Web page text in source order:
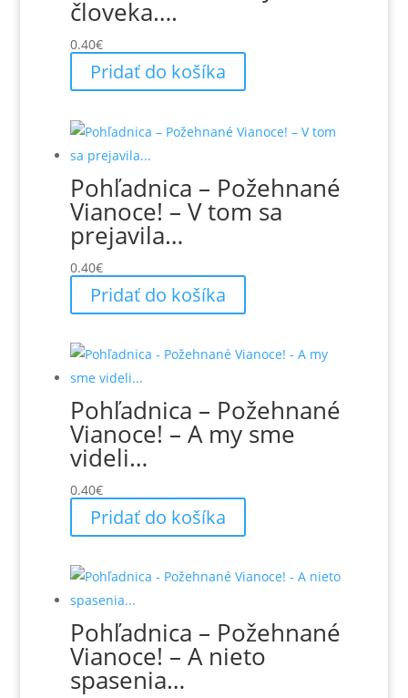
človeka….
0.40€
Pridať do košíka
Pohľadnica – Požehnané
Vianoce! – V tom sa
prejavila…
0.40€
Pridať do košíka
Pohľadnica – Požehnané
Vianoce! – A my sme
videli…
0.40€
Pridať do košíka
Pohľadnica – Požehnané
Vianoce! – A nieto
spasenia…